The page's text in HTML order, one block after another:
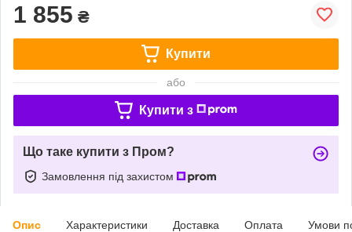
1 855 ₴
Купити
або
Купити з
Що таке купити з Пром?
Замовлення під захистом
Опис Характеристики Доставка Оплата Умови